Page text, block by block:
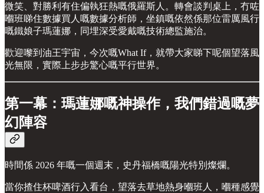
微笑、對勝利有住偏執狂熱嘅俄羅斯人。轉會談判桌上，冇咗
嗰班睇住數據買人嘅數據分析師，坐鎮嘅依然係那位雷厲風行
嘅鐵娘子瑪蓮娜，同埋深受愛戴嘅技術總監施治。
歡迎嚟到油王宇宙，今次嘅What If，就帶大家睇下呢個望落風
光無限，實際上步步驚心嘅平行世界。
第一幕：瑪蓮娜嘅神操作，我們錯過嘅夢
幻陣容
時間係 2026 年嘅一個週末，史丹福橋嘅陽光特別燦爛。
當你揸住杯啤酒行入看台，望落去草地熱身嗰班人，嗰種感覺